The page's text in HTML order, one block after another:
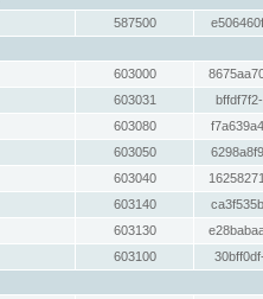
587500
603000
603031
603080
603050
603040
603140
603130
603100